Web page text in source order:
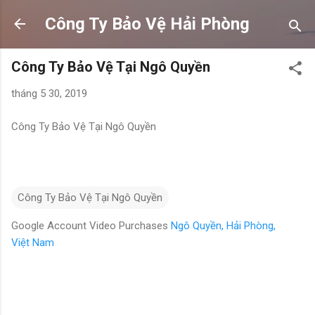
Chuyển đến nội dung chính
Công Ty Bảo Vệ Hải Phòng
Công Ty Bảo Vệ Tại Ngô Quyền
tháng 5 30, 2019
Công Ty Bảo Vệ Tại Ngô Quyền
Công Ty Bảo Vệ Tại Ngô Quyền
Google Account Video Purchases Ngô Quyền, Hải Phòng,
Việt Nam